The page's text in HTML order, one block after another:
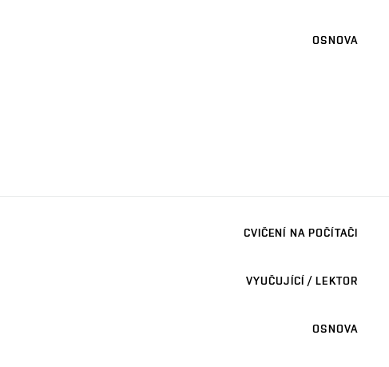
OSNOVA
CVIČENÍ NA POČÍTAČI
VYUČUJÍCÍ / LEKTOR
OSNOVA